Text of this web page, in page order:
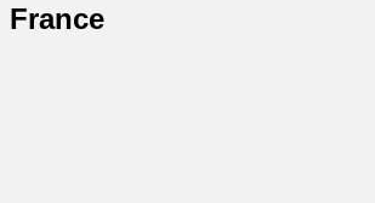
France